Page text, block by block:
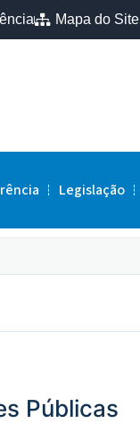
Mapa do Site
Legislação
Públicas